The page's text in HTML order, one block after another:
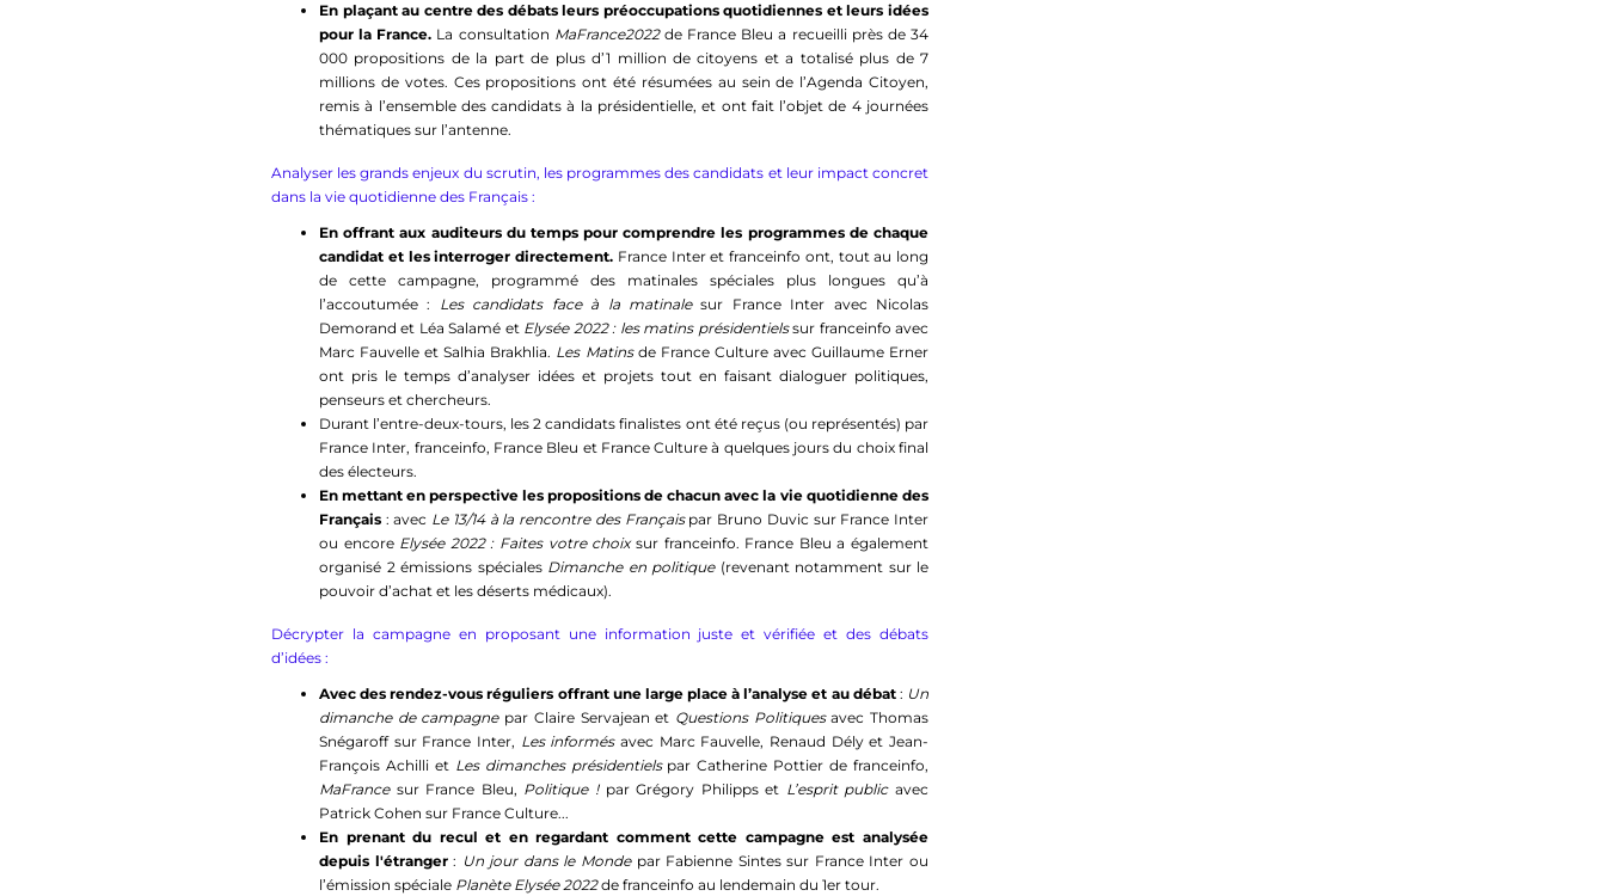
En plaçant au centre des débats leurs préoccupations quotidiennes et leurs idées
pour la France. La consultation MaFrance2022de France Bleu a recueilli près de 34
000 propositions de la part de plus d’1 million de citoyens et a totalisé plus de 7
millions de votes. Ces propositions ont été résumées au sein de l’Agenda Citoyen,
remis à l’ensemble des candidats à la présidentielle, et ont fait l’objet de 4 journées
thématiques sur l’antenne.
Analyser les grands enjeux du scrutin, les programmes des candidats et leur impact concret
dans la vie quotidienne des Français :
En offrant aux auditeurs du temps pour comprendre les programmes de chaque
candidat et les interroger directement. France Inter et franceinfo ont, tout au long
de cette campagne, programmé des matinales spéciales plus longues qu’à
l’accoutumée : Les candidats face à la matinalesur France Inter avec Nicolas
Demorand et Léa Salamé et Elysée 2022 : les matins présidentielssur franceinfo avec
Marc Fauvelle et Salhia Brakhlia. Les Matinsde France Culture avec Guillaume Erner
ont pris le temps d’analyser idées et projets tout en faisant dialoguer politiques,
penseurs et chercheurs.
Durant l’entre-deux-tours, les 2 candidats finalistes ont été reçus (ou représentés) par
France Inter, franceinfo, France Bleu et France Culture à quelques jours du choix final
des électeurs.
En mettant en perspective les propositions de chacun avec la vie quotidienne des
Français : avec Le 13/14 à la rencontre des Françaispar Bruno Duvic sur France Inter
ou encore Elysée 2022 : Faites votre choixsur franceinfo. France Bleu a également
organisé 2 émissions spéciales Dimanche en politique(revenant notamment sur le
pouvoir d’achat et les déserts médicaux).
Décrypter la campagne en proposant une information juste et vérifiée et des débats
d’idées :
Avec des rendez-vous réguliers offrant une large place à l’analyse et au débat : Un
dimanche de campagnepar Claire Servajean et Questions Politiquesavec Thomas
Snégaroff sur France Inter, Les informésavec Marc Fauvelle, Renaud Dély et Jean-
François Achilli et Les dimanches présidentielspar Catherine Pottier de franceinfo,
MaFrancesur France Bleu, Politique !par Grégory Philipps et L’esprit publicavec
Patrick Cohen sur France Culture...
En prenant du recul et en regardant comment cette campagne est analysée
depuis l'étranger: Un jour dans le Mondepar Fabienne Sintes sur France Inter ou
l’émission spéciale Planète Elysée 2022de franceinfo au lendemain du 1er tour.